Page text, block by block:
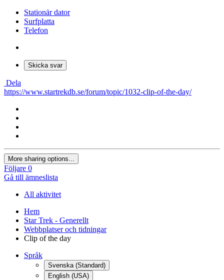
Stationär dator
Surfplatta
Telefon
Skicka svar
Dela
https://www.startrekdb.se/forum/topic/1032-clip-of-the-day/
More sharing options...
Följare 0
Gå till ämneslista
All aktivitet
Hem
Star Trek - Generellt
Webbplatser och tidningar
Clip of the day
Språk
Svenska (Standard)
English (USA)